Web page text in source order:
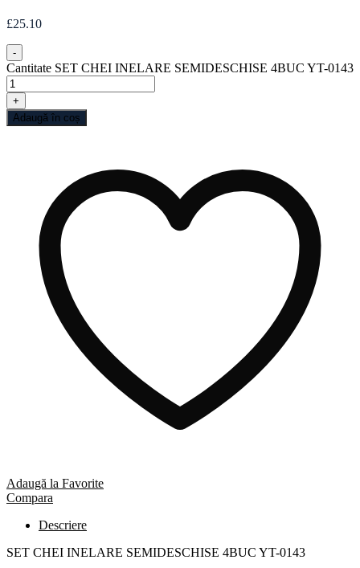
£25.10
-
Cantitate SET CHEI INELARE SEMIDESCHISE 4BUC YT-0143
+
Adaugă în coș
Adaugă la Favorite
Compara
Descriere
SET CHEI INELARE SEMIDESCHISE 4BUC YT-0143